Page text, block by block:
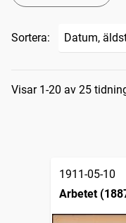
Sortera:
Visar 1-20 av 25
1911-05-10
Arbetet